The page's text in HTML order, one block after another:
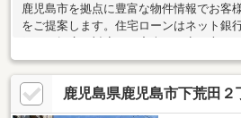
鹿児島市を拠点に豊富な物件情報でお客
をご提案します。住宅ローンはネット銀
供。団体信用生命保険（団信）の審査も
ご用意しています。購入の不安を解消し
進められるよう全力でサポートいたしま
談ください！
鹿児島県鹿児島市下荒田